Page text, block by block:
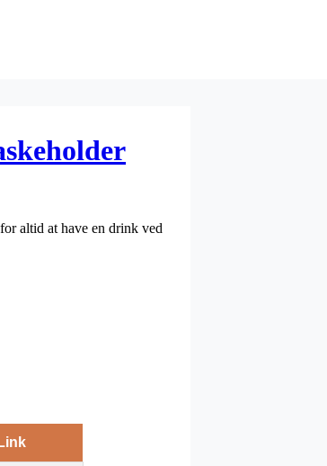
altid at have en drink ved
Link